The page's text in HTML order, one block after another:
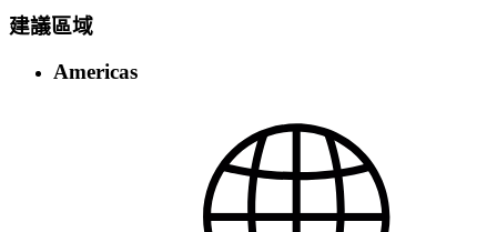
建議區域
Americas